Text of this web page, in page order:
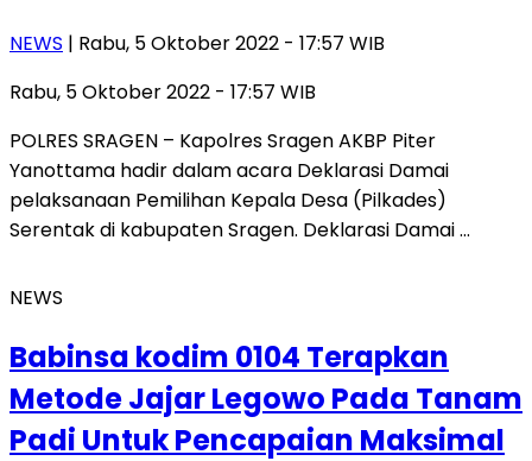
NEWS | Rabu, 5 Oktober 2022 - 17:57 WIB
Rabu, 5 Oktober 2022 - 17:57 WIB
POLRES SRAGEN – Kapolres Sragen AKBP Piter
Yanottama hadir dalam acara Deklarasi Damai
pelaksanaan Pemilihan Kepala Desa (Pilkades)
Serentak di kabupaten Sragen. Deklarasi Damai …
NEWS
Babinsa kodim 0104 Terapkan
Metode Jajar Legowo Pada Tanam
Padi Untuk Pencapaian Maksimal